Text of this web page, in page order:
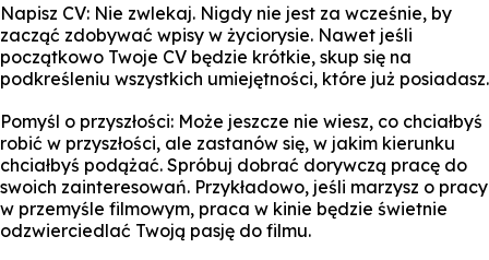
Napisz CV: Nie zwlekaj. Nigdy nie jest za wcześnie, by
zacząć zdobywać wpisy w życiorysie. Nawet jeśli
początkowo Twoje CV będzie krótkie, skup się na
podkreśleniu wszystkich umiejętności, które już posiadasz.
Pomyśl o przyszłości: Może jeszcze nie wiesz, co chciałbyś
robić w przyszłości, ale zastanów się, w jakim kierunku
chciałbyś podążać. Spróbuj dobrać dorywczą pracę do
swoich zainteresowań. Przykładowo, jeśli marzysz o pracy
w przemyśle filmowym, praca w kinie będzie świetnie
odzwierciedlać Twoją pasję do filmu.